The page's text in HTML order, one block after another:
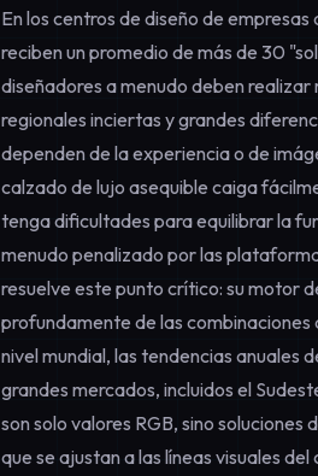
En los centros de diseño de
reciben un promedio de más de 30
diseñadores a menudo deben
regionales inciertas y grandes
dependen de la experiencia o de
calzado de lujo asequible caiga
tenga dificultades para equilibrar la
menudo penalizado por las
resuelve este punto crítico: su motor
profundamente de las
nivel mundial, las tendencias anuales
grandes mercados, incluidos el
son solo valores RGB, sino soluciones
que se ajustan a las líneas visuales